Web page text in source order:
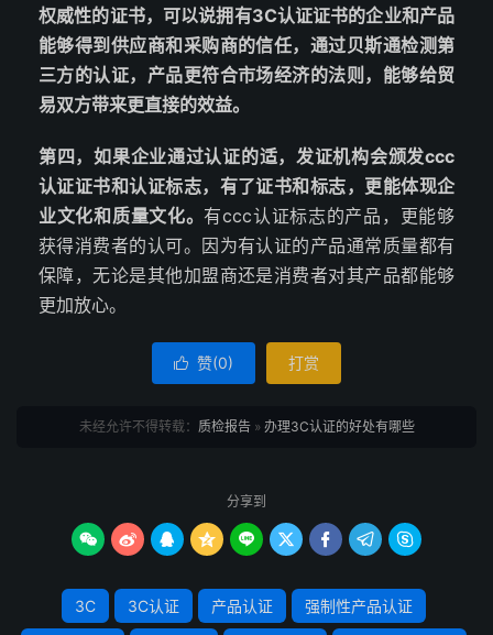
权威性的证书，可以说拥有3C认证证书的企业和产品
能够得到供应商和采购商的信任，通过贝斯通检测第
三方的认证，产品更符合市场经济的法则，能够给贸
易双方带来更直接的效益。
第四，如果企业通过认证的适，发证机构会颁发ccc
认证证书和认证标志，有了证书和标志，更能体现企
业文化和质量文化。 有ccc认证标志的产品，更能够
获得消费者的认可。因为有认证的产品通常质量都有
保障，无论是其他加盟商还是消费者对其产品都能够
更加放心。
 赞(0) 打赏
未经允许不得转载： 质检报告» 办理3C认证的好处有哪些
分享到
        
3C 3C认证 产品认证 强制性产品认证